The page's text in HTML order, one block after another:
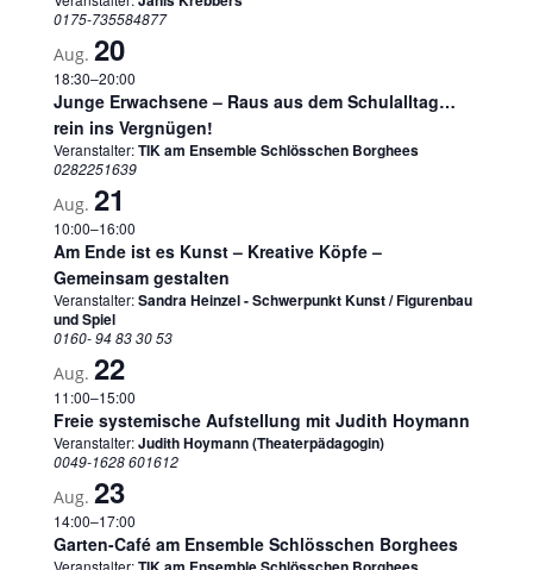
0175-735584877
Aug. 20
18:30–20:00
Junge Erwachsene – Raus aus dem Schulalltag…
rein ins Vergnügen!
Veranstalter:TIK am Ensemble Schlösschen Borghees
0282251639
Aug. 21
10:00–16:00
Am Ende ist es Kunst – Kreative Köpfe –
Gemeinsam gestalten
Veranstalter:Sandra Heinzel - Schwerpunkt Kunst / Figurenbau
und Spiel
0160- 94 83 30 53
Aug. 22
11:00–15:00
Freie systemische Aufstellung mit Judith Hoymann
Veranstalter:Judith Hoymann (Theaterpädagogin)
0049-1628 601612
Aug. 23
14:00–17:00
Garten-Café am Ensemble Schlösschen Borghees
Veranstalter: